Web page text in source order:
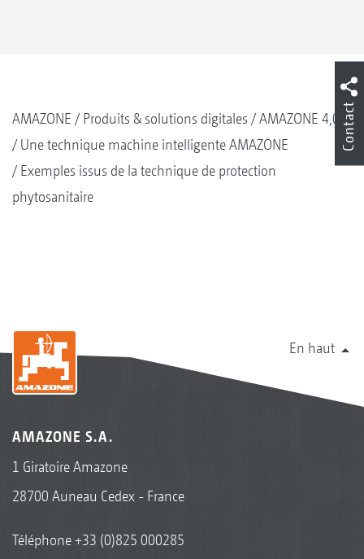
AMAZONE Produits & solutions digitales
AMAZONE 4,0
Une technique machine intelligente AMAZONE
Exemples issus de la technique de protection
phytosanitaire
En haut
AMAZONE S.A.
1 Giratoire Amazone
28700 Auneau Cedex - France
Téléphone+33 (0)825 000285
Contact